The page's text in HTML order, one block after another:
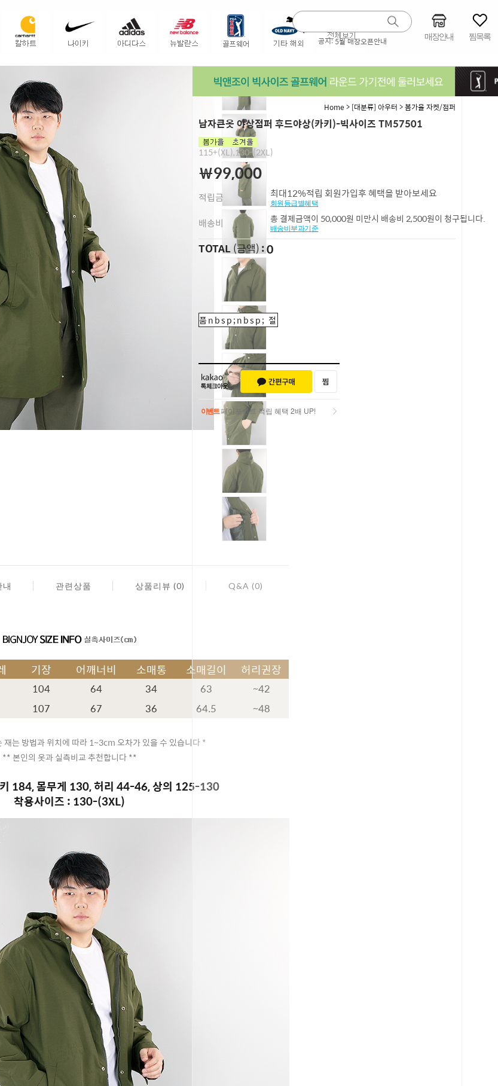
공지:5월 매장오픈안내 매장안내 찜목록
Home> [대분류] 아우터 >봄가을 자켓/점퍼
남자큰옷 야상점퍼 후드야상(카키)-빅사이즈 TM57501
115+(XL),130-(2XL)
￦99,000
적립금 최대12%적립 회원가입후 혜택을 받아보세요
회원등급별혜택
배송비 총 결제금액이 50,000원 미만시 배송비 2,500원이 청구됩니다.
배송비부과기준
TOTAL(금액) 0
품nbsp;nbsp; 절
이벤트페이포인트 적립 혜택 2배 UP!
이벤트 페이포인트 적립 혜택 2배 UP!
관련상품 상품리뷰 (0) Q&A (0)
기장 어깨너비 소매통 소매길이 허리권장
104 64 34 63 ~42
107 67 36 64.5 ~48
재는 방법과 위치에 따라 1~3cm 오차가 있을 수 있습니다 *
** 본인의 옷과 실측비교 추천합니다 **
184, 몸무게 130, 허리 44-46, 상의 125-130
착용사이즈 : 130-(3XL)